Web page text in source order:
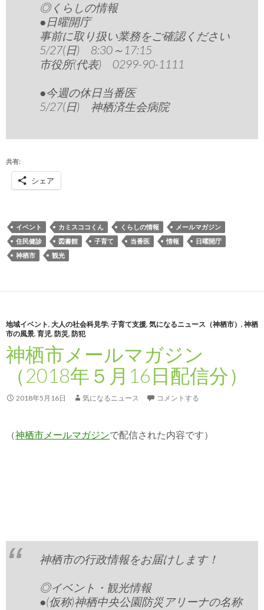
◎くらしの情報
●日曜開庁
事前に取り扱い業務をご確認ください
5/27(日) 8:30～17:15
市役所(代表) 0299-90-1111
●今週の休日当番医
5/27(日) 神栖済生会病院
共有:
シェア
イベント カミスココくん くらしの情報
メールマガジン
住民健診
図書館 子育て 当番医 情報
日曜開庁
神栖市
観光
地域イベント, 大人の社会科見学, 子育て支援, 気になるニュース（神栖市） , 神栖
市の風景, 育児, 防災, 防犯
神栖市メールマガジン
（2018年５月16日配信分）
2018年5月16日 気になるニュース コメントする
（神栖市メールマガジンで配信された内容です）
神栖市の行政情報をお届けします！
◎イベント・観光情報
●(仮称)神栖中央公園防災アリーナの名称